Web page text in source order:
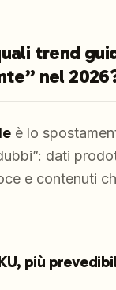
trend
nel
è lo
dati
e contenuti
più